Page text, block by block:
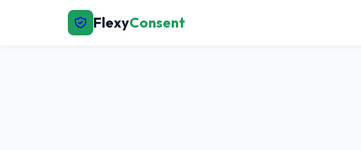
FlexyConsent
← Bumalik sa Home